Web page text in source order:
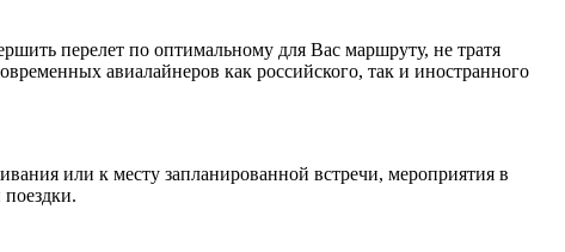
перелет по оптимальному для Вас маршруту, не тратя
авиалайнеров как российского, так и иностранного
или к месту запланированной встречи, мероприятия в